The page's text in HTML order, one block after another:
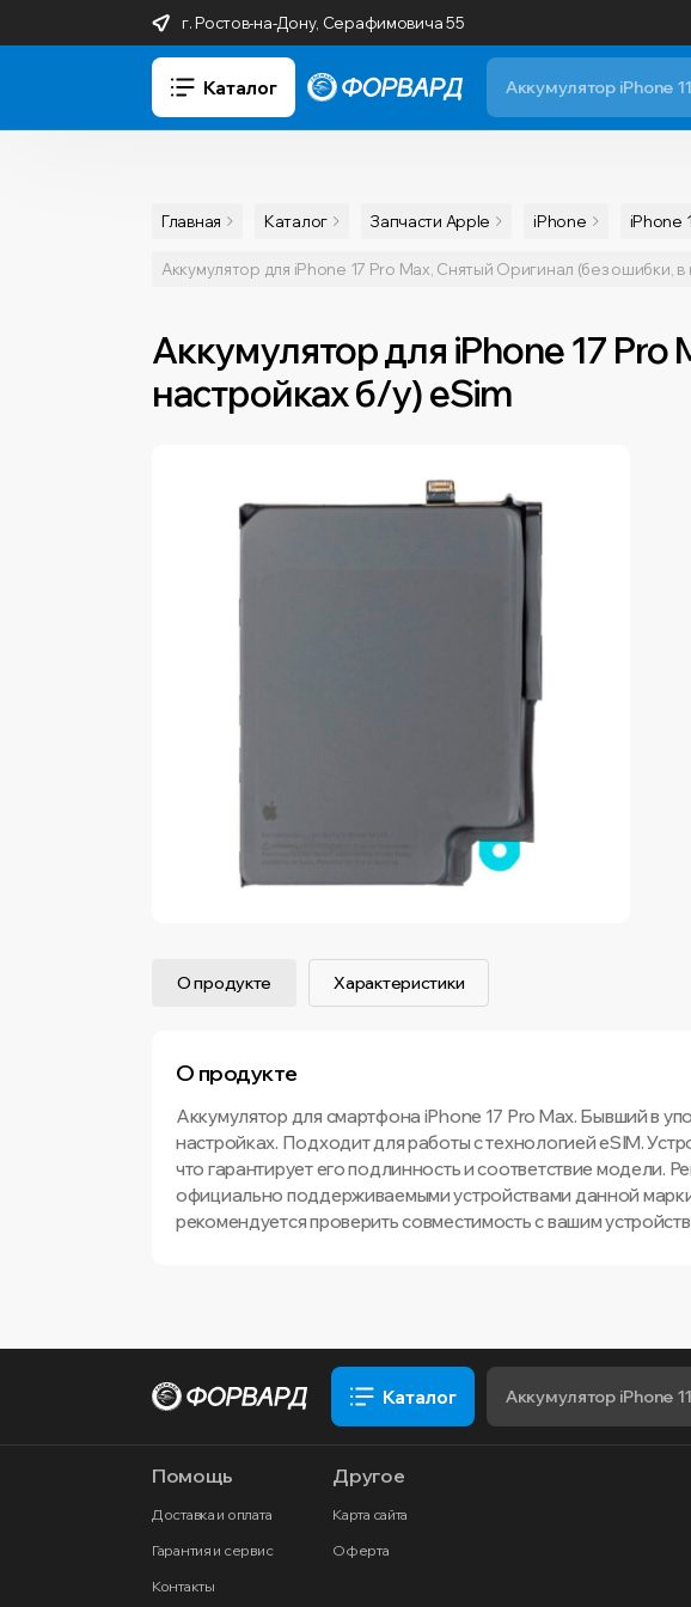
г. Ростов-на-Дону, Серафимовича 55
Каталог
Главная Каталог Запчасти Apple iPhone iPhone
Аккумулятор для iPhone 17 Pro Max, Снятый Оригинал (без ошибки, в
Аккумулятор для iPhone 17
настройках б/у) eSim
О продукте Характеристики
О продукте
Аккумулятор для смартфона iPhone 17 Pro Max. Бывший в
настройках. Подходит для работы с технологией eSIM.
что гарантирует его подлинность и соответствие модели.
официально поддерживаемыми устройствами данной
рекомендуется проверить совместимость с вашим
Каталог
Помощь
Доставка и оплата
Гарантия и сервис
Контакты
Другое
Карта сайта
Оферта